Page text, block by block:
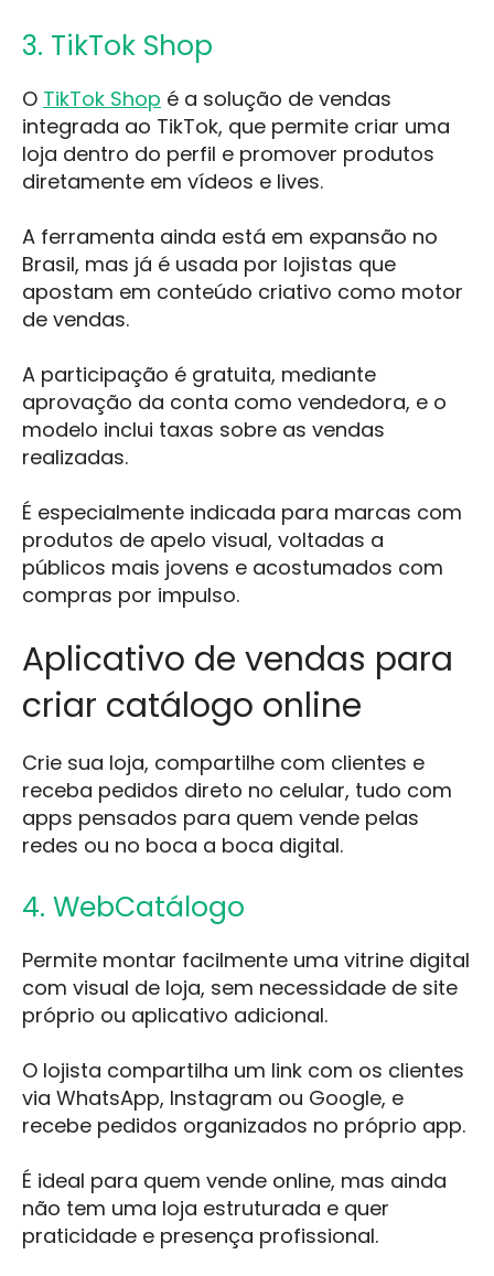
3. TikTok Shop
O TikTok Shop é a solução de vendas
integrada ao TikTok, que permite criar uma
loja dentro do perfil e promover produtos
diretamente em vídeos e lives.
A ferramenta ainda está em expansão no
Brasil, mas já é usada por lojistas que
apostam em conteúdo criativo como motor
de vendas.
A participação é gratuita, mediante
aprovação da conta como vendedora, e o
modelo inclui taxas sobre as vendas
realizadas.
É especialmente indicada para marcas com
produtos de apelo visual, voltadas a
públicos mais jovens e acostumados com
compras por impulso.
Aplicativo de vendas para
criar catálogo online
Crie sua loja, compartilhe com clientes e
receba pedidos direto no celular, tudo com
apps pensados para quem vende pelas
redes ou no boca a boca digital.
4. WebCatálogo
Permite montar facilmente uma vitrine digital
com visual de loja, sem necessidade de site
próprio ou aplicativo adicional.
O lojista compartilha um link com os clientes
via WhatsApp, Instagram ou Google, e
recebe pedidos organizados no próprio app.
É ideal para quem vende online, mas ainda
não tem uma loja estruturada e quer
praticidade e presença profissional.